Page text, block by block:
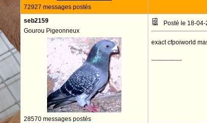
72927 messages postés
seb2159
Gourou Pigeonneux
28570 messages postés
Posté le 18-
exact cfpoiworld
--------------------